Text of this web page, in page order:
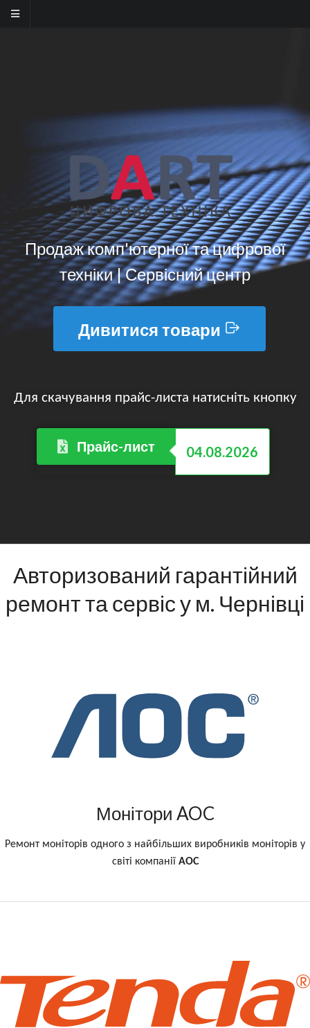
Продаж комп'ютерної та цифрової
техніки | Сервісний центр
Дивитися товари
Для скачування прайс-листа натисніть кнопку
Прайс-лист 04.08.2026
Авторизований гарантійний
ремонт та сервіс у м. Чернівці
Монітори AOC
Ремонт моніторів одного з найбільших виробників моніторів у
світі компанії AOC